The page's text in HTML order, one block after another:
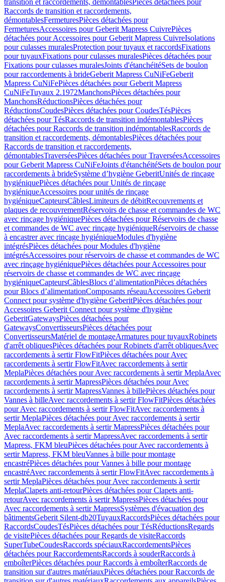
transition et raccordements, démontablesPièces détachées pour
Raccords de transition et raccordements,
démontablesFermeturesPièces détachées pour
FermeturesAccessoires pour Geberit Mapress CuivrePièces
détachées pour Accessoires pour Geberit Mapress CuivreIsolations
pour culasses muralesProtection pour tuyaux et raccordsFixations
pour tuyauxFixations pour culasses muralesPièces détachées pour
Fixations pour culasses muralesJoints d'étanchéitéSets de boulon
pour raccordements à brideGeberit Mapress CuNiFeGeberit
Mapress CuNiFePièces détachées pour Geberit Mapress
CuNiFeTuyaux 2.1972ManchonsPièces détachées pour
ManchonsRéductionsPièces détachées pour
RéductionsCoudesPièces détachées pour CoudesTésPièces
détachées pour TésRaccords de transition indémontablesPièces
détachées pour Raccords de transition indémontablesRaccords de
transition et raccordements, démontablesPièces détachées pour
Raccords de transition et raccordements,
démontablesTraverséesPièces détachées pour TraverséesAccessoires
pour Geberit Mapress CuNiFeJoints d'étanchéitéSets de boulon pour
raccordements à brideSystème d’hygiène GeberitUnités de rinçage
hygiéniquePièces détachées pour Unités de rinçage
hygiéniqueAccessoires pour unités de rinçage
hygiéniqueCapteursCâblesLimiteurs de débitRecouvrements et
plaques de recouvrementRéservoirs de chasse et commandes de WC
avec rinçage hygiéniquePièces détachées pour Réservoirs de chasse
et commandes de WC avec rinçage hygiéniqueRéservoirs de chasse
à encastrer avec rinçage hygiéniqueModules d'hygiène
intégrésPièces détachées pour Modules d'hygiène
intégrésAccessoires pour réservoirs de chasse et commandes de WC
avec rinçage hygiéniquePièces détachées pour Accessoires pour
réservoirs de chasse et commandes de WC avec rinçage
hygiéniqueCapteursCâblesBlocs d’alimentationPièces détachées
pour Blocs d’alimentationComposants réseauAccessoires Geberit
Connect pour système d'hygiène GeberitPièces détachées pour
Accessoires Geberit Connect pour système d'hygiène
GeberitGatewaysPièces détachées pour
GatewaysConvertisseursPièces détachées pour
ConvertisseursMatériel de montageArmatures pour tuyauxRobinets
d'arrêt obliquesPièces détachées pour Robinets d'arrêt obliquesAvec
raccordements à sertir FlowFitPièces détachées pour Avec
raccordements à sertir FlowFitAvec raccordements à sertir
MeplaPièces détachées pour Avec raccordements à sertir MeplaAvec
raccordements à sertir MapressPièces détachées pour Avec
raccordements à sertir MapressVannes à billePièces détachées pour
Vannes à billeAvec raccordements à sertir FlowFitPièces détachées
pour Avec raccordements à sertir FlowFitAvec raccordements à
sertir MeplaPièces détachées pour Avec raccordements à sertir
MeplaAvec raccordements à sertir MapressPièces détachées pour
Avec raccordements à sertir MapressAvec raccordements à sertir
Mapress, FKM bleuPièces détachées pour Avec raccordements à
sertir Mapress, FKM bleuVannes à bille pour montage
encastréPièces détachées pour Vannes à bille pour montage
encastréAvec raccordements à sertir FlowFitAvec raccordements à
sertir MeplaPièces détachées pour Avec raccordements à sertir
MeplaClapets anti-retourPièces détachées pour Clapets anti-
retourAvec raccordements à sertir MapressPièces détachées pour
Avec raccordements à sertir MapressSystèmes d'évacuation des
bâtimentsGeberit Silent-db20TuyauxRaccordsPièces détachées pour
RaccordsCoudesTésPièces détachées pour TésRéductionsRegards
de visitePièces détachées pour Regards de visiteRaccords
SuperTubeCoudesRaccords spéciauxRaccordementsPièces
détachées pour RaccordementsRaccords à souderRaccords à
emboîterPièces détachées pour Raccords à emboîterRaccords de
transition sur d'autres matériauxPièces détachées pour Raccords de